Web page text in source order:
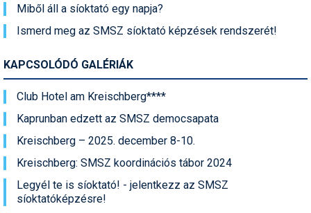
Miből áll a síoktató egy napja?
Ismerd meg az SMSZ síoktató képzések rendszerét!
KAPCSOLÓDÓ GALÉRIÁK
Club Hotel am Kreischberg****
Kaprunban edzett az SMSZ democsapata
Kreischberg – 2025. december 8-10.
Kreischberg: SMSZ koordinációs tábor 2024
Legyél te is síoktató! - jelentkezz az SMSZ
síoktatóképzésre!